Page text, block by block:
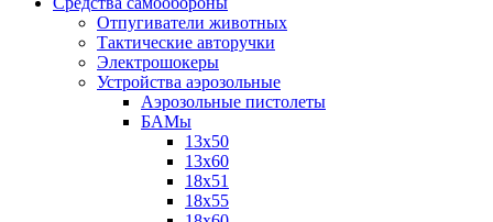
Отпугиватели животных
Тактические авторучки
Электрошокеры
Устройства аэрозольные
Аэрозольные пистолеты
БАМы
13х50
13х60
18х51
18х55